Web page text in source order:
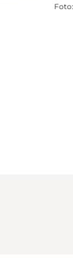
Foto: